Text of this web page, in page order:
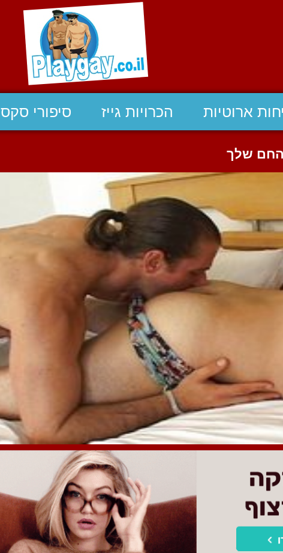
ארוטיות הכרויות גייז סיפורי סקס
החם שלך